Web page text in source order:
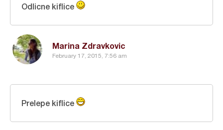
Marina Zdravkovic
February 17, 2015, 7:56 am
Odlicne kiflice
Prelepe kiflice